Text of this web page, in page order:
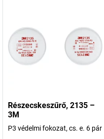
Részecskeszűrő, 2135 –
3M
P3 védelmi fokozat, cs. e. 6 pár